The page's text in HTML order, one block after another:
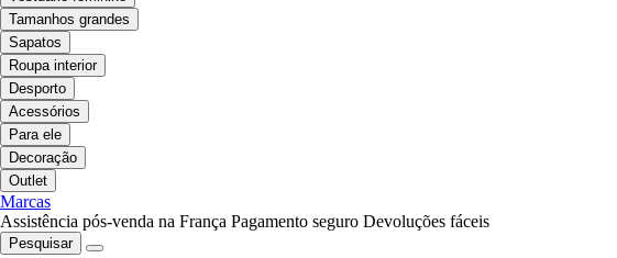
Tamanhos grandes
Sapatos
Roupa interior
Desporto
Acessórios
Para ele
Decoração
Outlet
Marcas
Assistência pós-venda na França Pagamento seguro Devoluções fáceis
Pesquisar